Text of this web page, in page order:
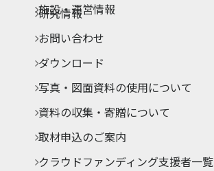
施設・運営情報
研究情報
お問い合わせ
ダウンロード
写真・図面資料の使用について
資料の収集・寄贈について
取材申込のご案内
クラウドファンディング支援者一覧